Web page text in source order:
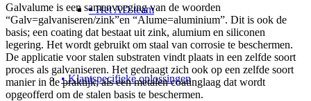
• Het AD team
• Klantspecifieke oplossingen
Galvalume is een samenvoeging van de woorden
“Galv=galvaniseren/zink”en “Alume=aluminium”. Dit is ook de
basis; een coating dat bestaat uit zink, alumium en siliconen
legering. Het wordt gebruikt om staal van corrosie te beschermen.
De applicatie voor stalen substraten vindt plaats in een zelfde soort
proces als galvaniseren. Het gedraagt zich ook op een zelfde soort
manier in de praktijk; als een metalen coatinglaag dat wordt
opgeofferd om de stalen basis te beschermen.